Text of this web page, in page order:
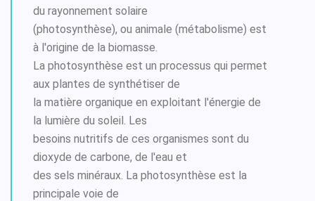
du rayonnement solaire
(photosynthèse), ou animale (métabolisme) est
à l'origine de la biomasse.
La photosynthèse est un processus qui permet
aux plantes de synthétiser de
la matière organique en exploitant l'énergie de
la lumière du soleil. Les
besoins nutritifs de ces organismes sont du
dioxyde de carbone, de l'eau et
des sels minéraux. La photosynthèse est la
principale voie de